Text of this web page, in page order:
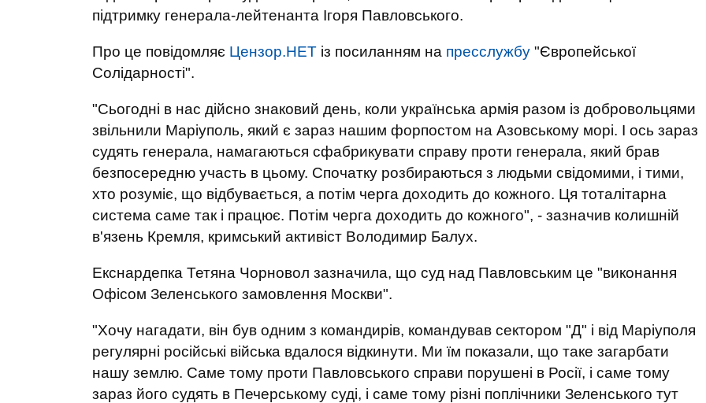
підтримку генерала-лейтенанта Ігоря Павловського.
Про це повідомляє Цензор.НЕТ із посиланням на пресслужбу "Європейської
Солідарності".
"Сьогодні в нас дійсно знаковий день, коли українська армія разом із добровольцями
звільнили Маріуполь, який є зараз нашим форпостом на Азовському морі. І ось зараз
судять генерала, намагаються сфабрикувати справу проти генерала, який брав
безпосередню участь в цьому. Спочатку розбираються з людьми свідомими, і тими,
хто розуміє, що відбувається, а потім черга доходить до кожного. Ця тоталітарна
система саме так і працює. Потім черга доходить до кожного", - зазначив колишній
в'язень Кремля, кримський активіст Володимир Балух.
Екснардепка Тетяна Чорновол зазначила, що суд над Павловським це "виконання
Офісом Зеленського замовлення Москви".
"Хочу нагадати, він був одним з командирів, командував сектором "Д" і від Маріуполя
регулярні російські війська вдалося відкинути. Ми їм показали, що таке загарбати
нашу землю. Саме тому проти Павловського справи порушені в Росії, і саме тому
зараз його судять в Печерському суді, і саме тому різні поплічники Зеленського тут